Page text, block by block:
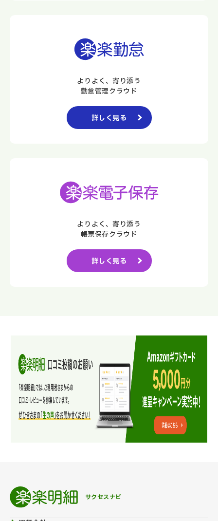
よりよく、寄り添う
勤怠管理クラウド
詳しく見る
よりよく、寄り添う
帳票保存クラウド
詳しく見る
サクセスナビ